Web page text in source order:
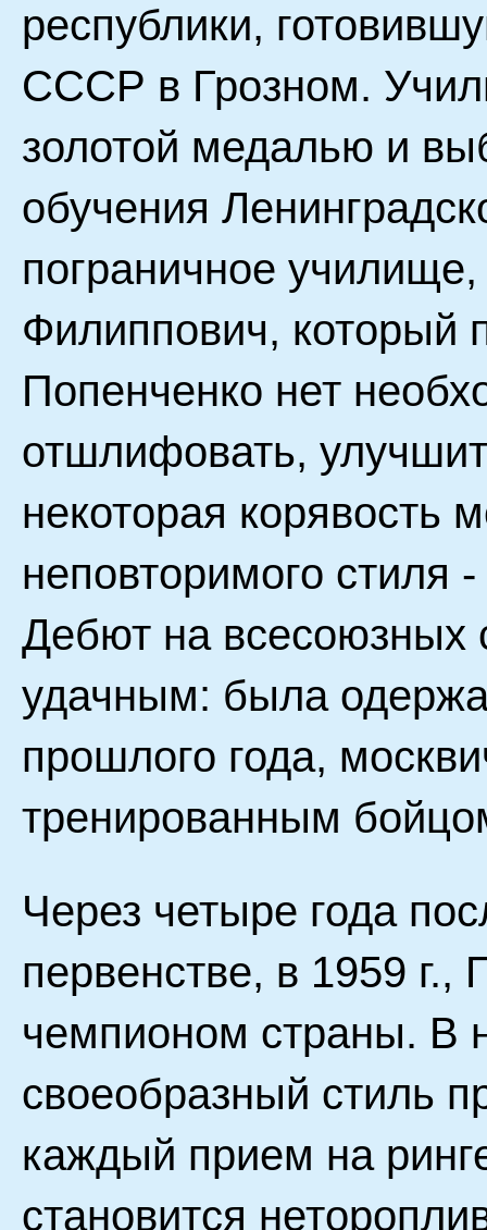
республики,
СССР в Грозном.
золотой медалью и
обучения
пограничное училище,
Филиппович, который
Попенченко нет
отшлифовать,
некоторая корявость
неповторимого стиля
Дебют на всесоюзных
удачным: была
прошлого года,
тренированным
Через четыре года
первенстве, в 1959 г.,
чемпионом страны. В
своеобразный стиль
каждый прием на
становится